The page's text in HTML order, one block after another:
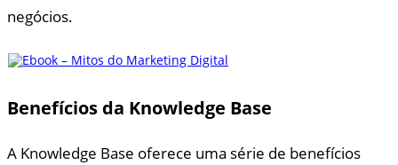
negócios.
Benefícios da Knowledge Base
A Knowledge Base oferece uma série de benefícios